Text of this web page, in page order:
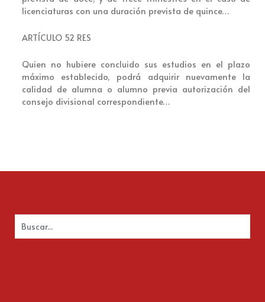
licenciaturas con una duración prevista de quince…
ARTÍCULO 52 RES
Quien no hubiere concluido sus estudios en el plazo
máximo establecido, podrá adquirir nuevamente la
calidad de alumna o alumno previa autorización del
consejo divisional correspondiente…